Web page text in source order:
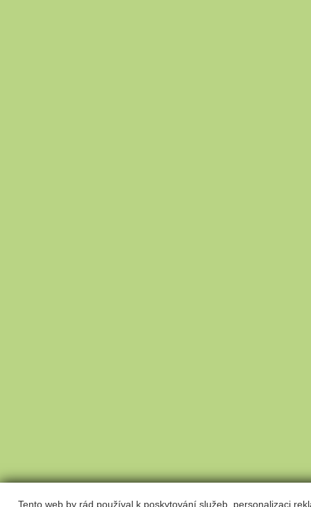
Tento web by rád používal k poskytování služeb, personalizaci